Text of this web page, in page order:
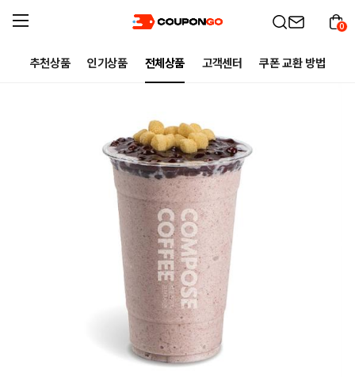
추천상품 인기상품 전체상품 고객센터 쿠폰 교환 방법
0